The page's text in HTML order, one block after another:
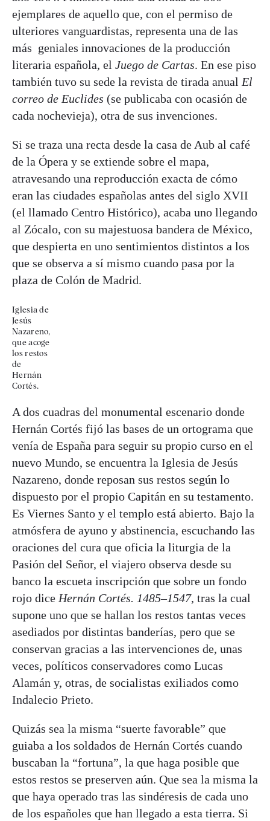
ejemplares de aquello que, con el permiso de
ulteriores vanguardistas, representa una de las
más geniales innovaciones de la producción
literaria española, el Juego de Cartas. En ese piso
también tuvo su sede la revista de tirada anual El
correo de Euclides (se publicaba con ocasión de
cada nochevieja), otra de sus invenciones.
Si se traza una recta desde la casa de Aub al café
de la Ópera y se extiende sobre el mapa,
atravesando una reproducción exacta de cómo
eran las ciudades españolas antes del siglo XVII
(el llamado Centro Histórico), acaba uno llegando
al Zócalo, con su majestuosa bandera de México,
que despierta en uno sentimientos distintos a los
que se observa a sí mismo cuando pasa por la
plaza de Colón de Madrid.
Iglesia de
Jesús
Nazareno,
que acoge
los restos
de
Hernán
Cortés.
A dos cuadras del monumental escenario donde
Hernán Cortés fijó las bases de un ortograma que
venía de España para seguir su propio curso en el
nuevo Mundo, se encuentra la Iglesia de Jesús
Nazareno, donde reposan sus restos según lo
dispuesto por el propio Capitán en su testamento.
Es Viernes Santo y el templo está abierto. Bajo la
atmósfera de ayuno y abstinencia, escuchando las
oraciones del cura que oficia la liturgia de la
Pasión del Señor, el viajero observa desde su
banco la escueta inscripción que sobre un fondo
rojo dice Hernán Cortés. 1485–1547, tras la cual
supone uno que se hallan los restos tantas veces
asediados por distintas banderías, pero que se
conservan gracias a las intervenciones de, unas
veces, políticos conservadores como Lucas
Alamán y, otras, de socialistas exiliados como
Indalecio Prieto.
Quizás sea la misma “suerte favorable” que
guiaba a los soldados de Hernán Cortés cuando
buscaban la “fortuna”, la que haga posible que
estos restos se preserven aún. Que sea la misma la
que haya operado tras las sindéresis de cada uno
de los españoles que han llegado a esta tierra. Si